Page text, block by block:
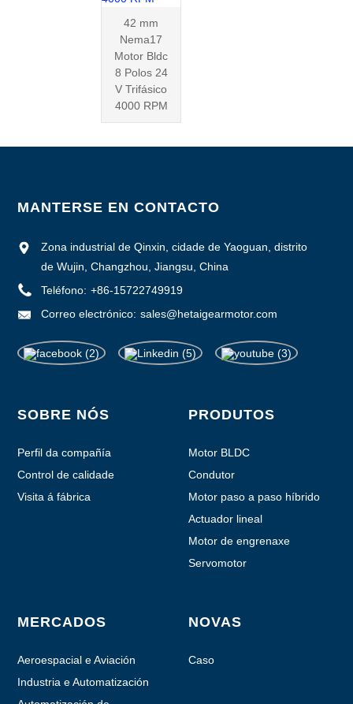
42 mm
Nema17
Motor Bldc
8 Polos 24
V Trifásico
4000 RPM
MANTERSE EN CONTACTO
Zona industrial de Qinxin, cidade de Yaoguan, distrito
de Wujin, Changzhou, Jiangsu, China
Teléfono: +86-15722749919
Correo electrónico: sales@hetaigearmotor.com
SOBRE NÓS
Perfil da compañía
Control de calidade
Visita á fábrica
PRODUTOS
Motor BLDC
Condutor
Motor paso a paso híbrido
Actuador lineal
Motor de engrenaxe
planetaria
Servomotor
MERCADOS
Aeroespacial e Aviación
Industria e Automatización
NOVAS
Caso